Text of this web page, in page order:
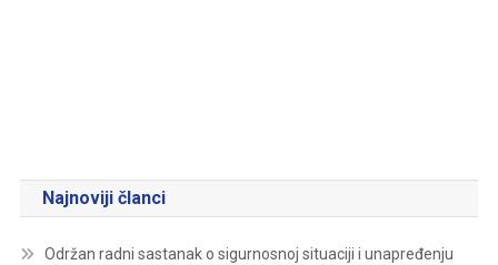
Najnoviji članci
Održan radni sastanak o sigurnosnoj situaciji i unapređenju